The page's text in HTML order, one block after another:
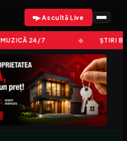
▶ Ascultă Live
MUZICĂ 24/7 ȘTIRI